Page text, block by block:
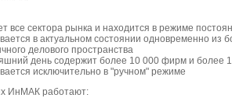
все сектора рынка и находится в режиме
в актуальном состоянии одновременно из
делового пространства
день содержит более 10 000 фирм и более
исключительно в "ручном" режиме
ИнМАК работают: